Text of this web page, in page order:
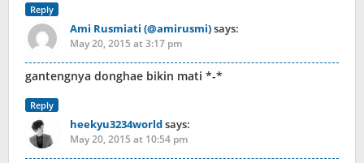
Reply
Ami Rusmiati (@amirusmi)says:
May 20, 2015 at 3:17 pm
gantengnya donghae bikin mati *-*
Reply
heekyu3234worldsays:
May 20, 2015 at 10:54 pm